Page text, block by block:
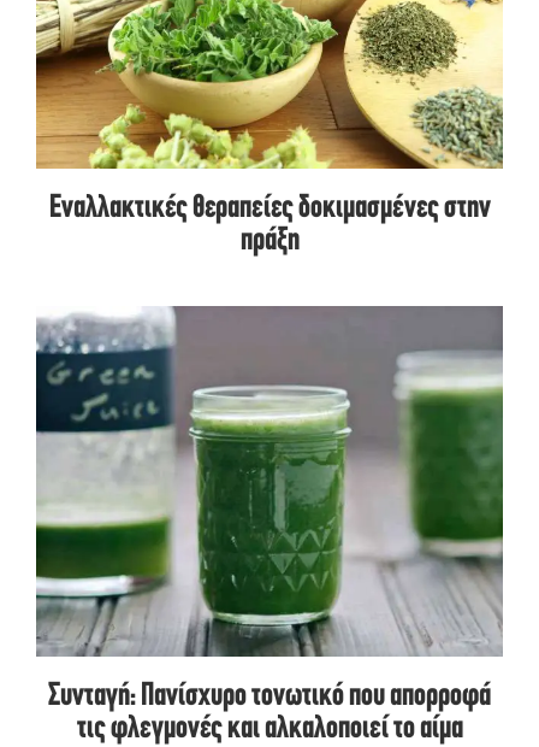
Εναλλακτικές θεραπείες δοκιμασμένες στην
πράξη
Συνταγή: Πανίσχυρο τονωτικό που απορροφά
τις φλεγμονές και αλκαλοποιεί το αίμα